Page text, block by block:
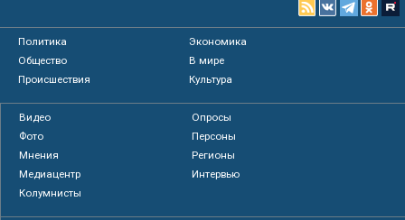
Политика
Экономика
Общество
В мире
Происшествия
Культура
Видео
Опросы
Фото
Персоны
Мнения
Регионы
Медиацентр
Интервью
Колумнисты